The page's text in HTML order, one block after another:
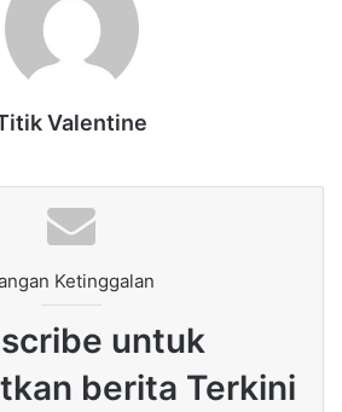
Valentine
Ketinggalan
untuk
berita Terkini